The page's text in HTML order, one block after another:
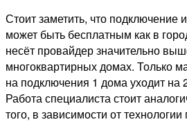
Стоит заметить, что подключение
может быть бесплатным как в
несёт провайдер значительно
многоквартирных домах. Только
на подключения 1 дома уходит на
Работа специалиста стоит
того, в зависимости от